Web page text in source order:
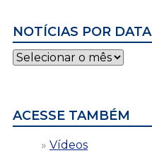
NOTÍCIAS POR DATA
Notícias
por
ACESSE TAMBÉM
Vídeos